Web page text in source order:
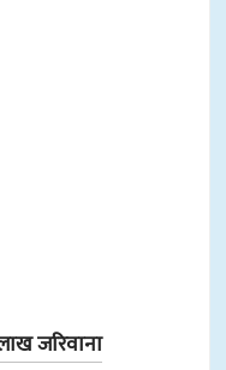
जरिवाना